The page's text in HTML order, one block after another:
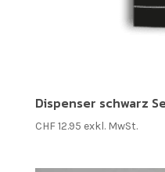
Dispenser schwarz
CHF12.95 exkl. MwSt.